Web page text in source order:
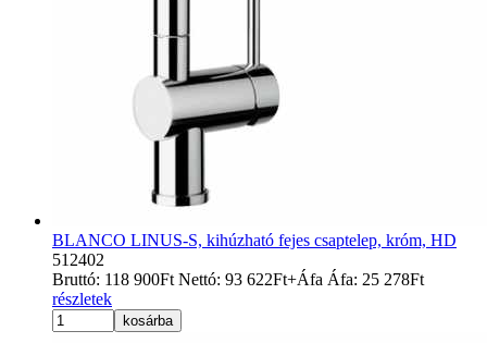
BLANCO LINUS-S, kihúzható fejes csaptelep, króm, HD
512402
Bruttó: 118 900Ft Nettó: 93 622Ft+Áfa Áfa: 25 278Ft
részletek
kosárba